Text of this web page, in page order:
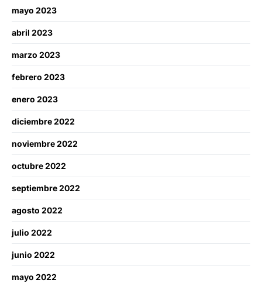
mayo 2023
abril 2023
marzo 2023
febrero 2023
enero 2023
diciembre 2022
noviembre 2022
octubre 2022
septiembre 2022
agosto 2022
julio 2022
junio 2022
mayo 2022